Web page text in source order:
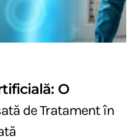
O
de Tratament în